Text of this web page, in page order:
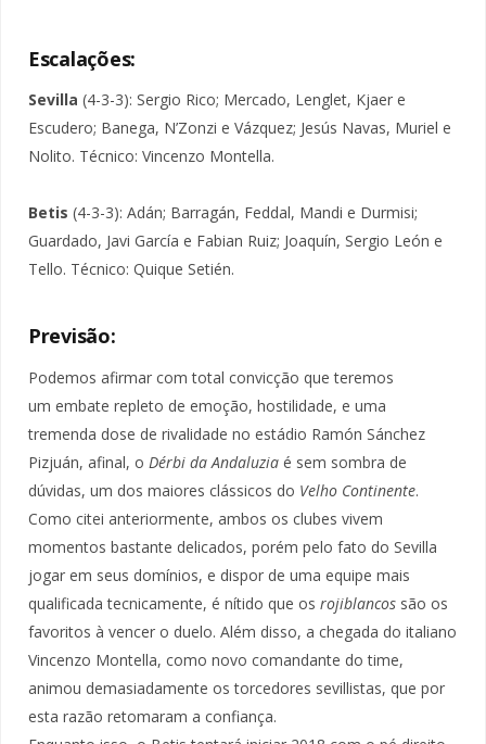
Escalações:
Sevilla (4-3-3): Sergio Rico; Mercado, Lenglet, Kjaer e
Escudero; Banega, N’Zonzi e Vázquez; Jesús Navas, Muriel e
Nolito. Técnico: Vincenzo Montella.
Betis (4-3-3): Adán; Barragán, Feddal, Mandi e Durmisi;
Guardado, Javi García e Fabian Ruiz; Joaquín, Sergio León e
Tello. Técnico: Quique Setién.
Previsão:
Podemos afirmar com total convicção que teremos
um embate repleto de emoção, hostilidade, e uma
tremenda dose de rivalidade no estádio Ramón Sánchez
Pizjuán, afinal, o Dérbi da Andaluzia é sem sombra de
dúvidas, um dos maiores clássicos do Velho Continente.
Como citei anteriormente, ambos os clubes vivem
momentos bastante delicados, porém pelo fato do Sevilla
jogar em seus domínios, e dispor de uma equipe mais
qualificada tecnicamente, é nítido que os rojiblancos são os
favoritos à vencer o duelo. Além disso, a chegada do italiano
Vincenzo Montella, como novo comandante do time,
animou demasiadamente os torcedores sevillistas, que por
esta razão retomaram a confiança.